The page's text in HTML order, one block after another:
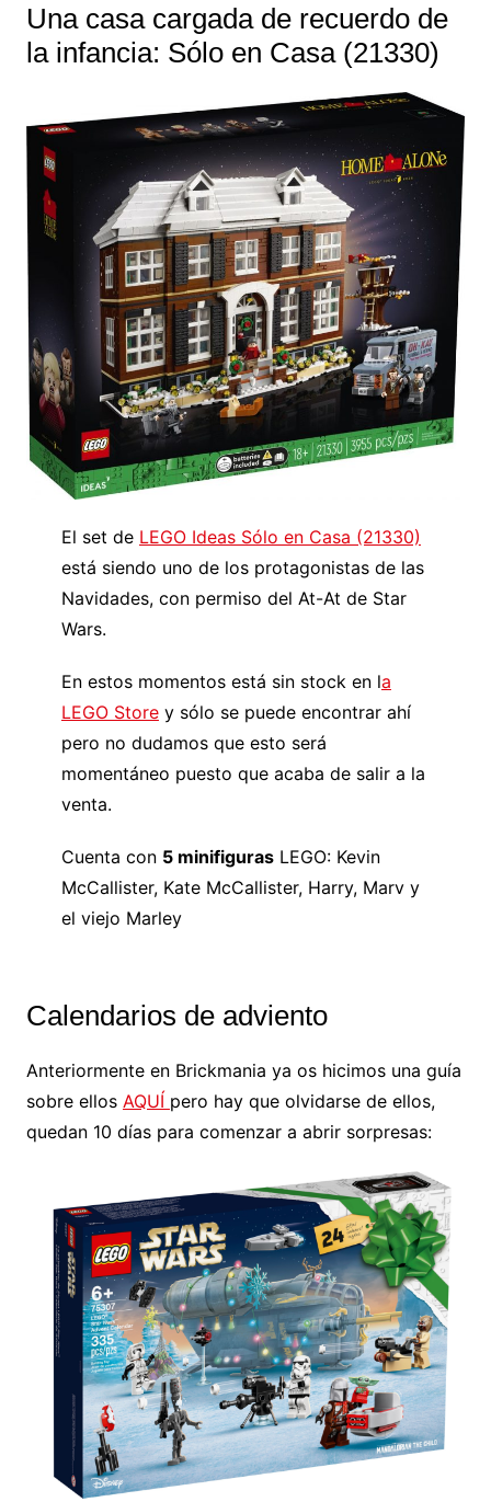
Una casa cargada de recuerdo de
la infancia: Sólo en Casa (21330)
El set de LEGO Ideas Sólo en Casa (21330)
está siendo uno de los protagonistas de las
Navidades, con permiso del At-At de Star
Wars.
En estos momentos está sin stock en la
LEGO Storey sólo se puede encontrar ahí
pero no dudamos que esto será
momentáneo puesto que acaba de salir a la
venta.
Cuenta con 5 minifigurasLEGO: Kevin
McCallister, Kate McCallister, Harry, Marv y
el viejo Marley
Calendarios de adviento
Anteriormente en Brickmania ya os hicimos una guía
sobre ellos AQUÍ pero hay que olvidarse de ellos,
quedan 10 días para comenzar a abrir sorpresas: